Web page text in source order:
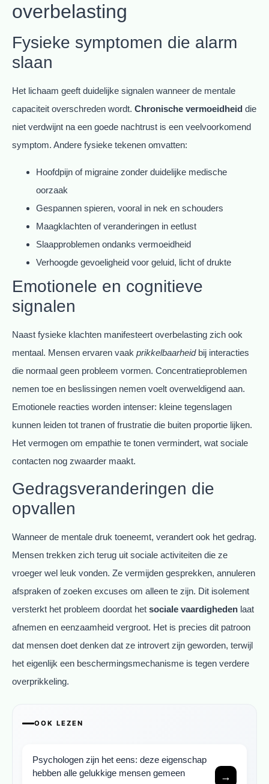
overbelasting
Fysieke symptomen die alarm
slaan
Het lichaam geeft duidelijke signalen wanneer de mentale
capaciteit overschreden wordt. Chronische vermoeidheid die
niet verdwijnt na een goede nachtrust is een veelvoorkomend
symptom. Andere fysieke tekenen omvatten:
Hoofdpijn of migraine zonder duidelijke medische
oorzaak
Gespannen spieren, vooral in nek en schouders
Maagklachten of veranderingen in eetlust
Slaapproblemen ondanks vermoeidheid
Verhoogde gevoeligheid voor geluid, licht of drukte
Emotionele en cognitieve
signalen
Naast fysieke klachten manifesteert overbelasting zich ook
mentaal. Mensen ervaren vaak prikkelbaarheidbij interacties
die normaal geen probleem vormen. Concentratieproblemen
nemen toe en beslissingen nemen voelt overweldigend aan.
Emotionele reacties worden intenser: kleine tegenslagen
kunnen leiden tot tranen of frustratie die buiten proportie lijken.
Het vermogen om empathie te tonen vermindert, wat sociale
contacten nog zwaarder maakt.
Gedragsveranderingen die
opvallen
Wanneer de mentale druk toeneemt, verandert ook het gedrag.
Mensen trekken zich terug uit sociale activiteiten die ze
vroeger wel leuk vonden. Ze vermijden gesprekken, annuleren
afspraken of zoeken excuses om alleen te zijn. Dit isolement
versterkt het probleem doordat het sociale vaardigheden laat
afnemen en eenzaamheid vergroot. Het is precies dit patroon
dat mensen doet denken dat ze introvert zijn geworden, terwijl
het eigenlijk een beschermingsmechanisme is tegen verdere
overprikkeling.
OOK LEZEN
Psychologen zijn het eens: deze eigenschap
hebben alle gelukkige mensen gemeen
→